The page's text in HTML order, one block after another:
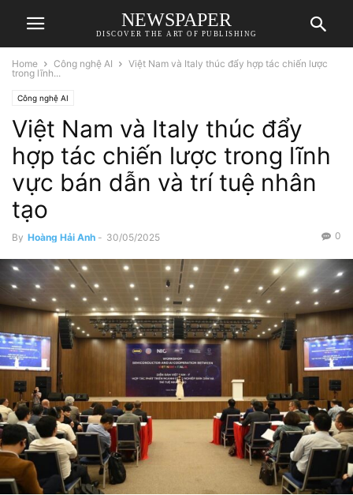
NEWSPAPER
DISCOVER THE ART OF PUBLISHING
Home Công nghệ AI
Việt Nam và Italy thúc đẩy hợp tác chiến lược
trong lĩnh...
Công nghệ AI
Việt Nam và Italy thúc đẩy
hợp tác chiến lược trong lĩnh
vực bán dẫn và trí tuệ nhân
tạo
By Hoàng Hải Anh - 30/05/2025 0